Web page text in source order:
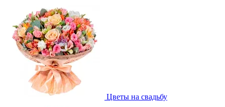
Цветы на свадьбу